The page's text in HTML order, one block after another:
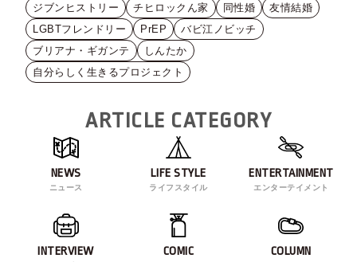
ジブンヒストリー
チヒロックん家 同性婚
友情結婚
LGBTフレンドリー
PrEP
バビ江ノビッチ
ブリアナ・ギガンテ
しんたか
自分らしく生きるプロジェクト
ARTICLE CATEGORY
NEWS
ニュース
LIFE STYLE
ライフスタイル
ENTERTAINMENT
エンターテイメント
INTERVIEW COMIC COLUMN